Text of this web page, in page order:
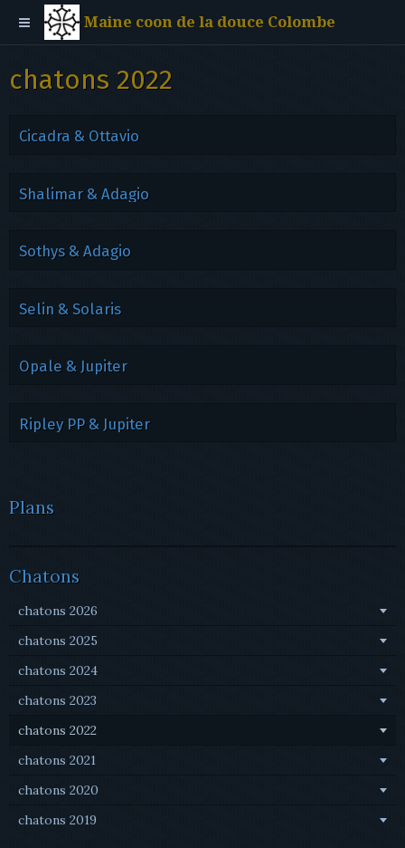
Maine coon de la douce Colombe
chatons 2022
Cicadra & Ottavio
Shalimar & Adagio
Sothys & Adagio
Selin & Solaris
Opale & Jupiter
Ripley PP & Jupiter
Plans
Chatons
chatons 2026
chatons 2025
chatons 2024
chatons 2023
chatons 2022
chatons 2021
chatons 2020
chatons 2019